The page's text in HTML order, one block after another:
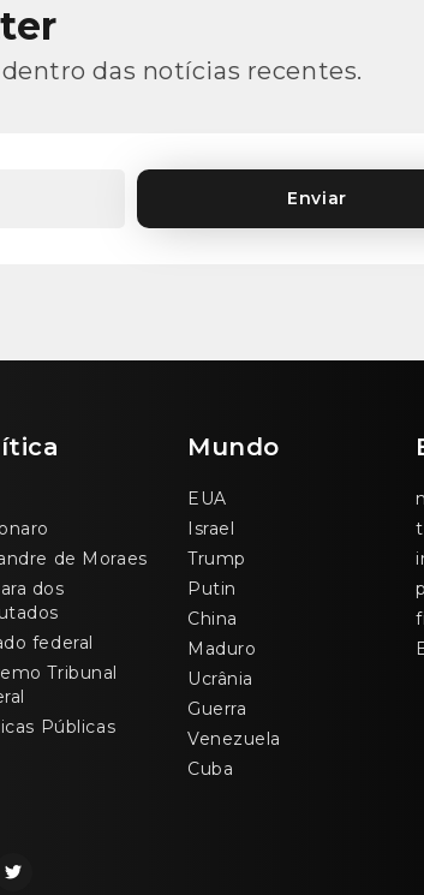
das notícias recentes.
Enviar
de Moraes
dos
federal
Tribunal
Públicas
Mundo
EUA
Israel
Trump
Putin
China
Maduro
Ucrânia
Guerra
Venezuela
Cuba